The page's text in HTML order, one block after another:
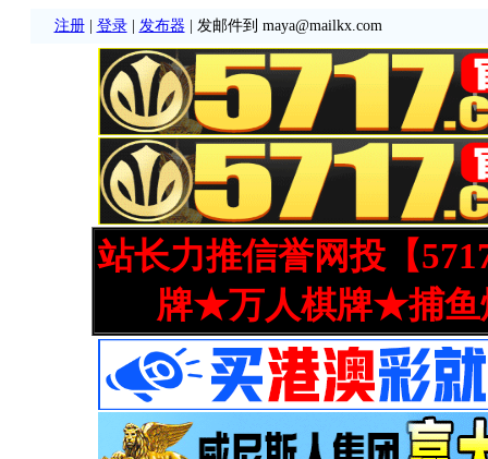
注册| 登录| 发布器 | 发邮件到 maya@mailkx.com
站长力推信誉网投【
牌★万人棋牌★捕鱼